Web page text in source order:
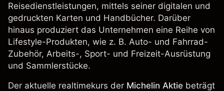
Reisedienstleistungen, mittels seiner digitalen und
gedruckten Karten und Handbücher. Darüber
hinaus produziert das Unternehmen eine Reihe von
Lifestyle-Produkten, wie z. B. Auto- und Fahrrad-
Zubehör, Arbeits-, Sport- und Freizeit-Ausrüstung
und Sammlerstücke.
Der aktuelle realtimekurs der Michelin Aktie beträgt